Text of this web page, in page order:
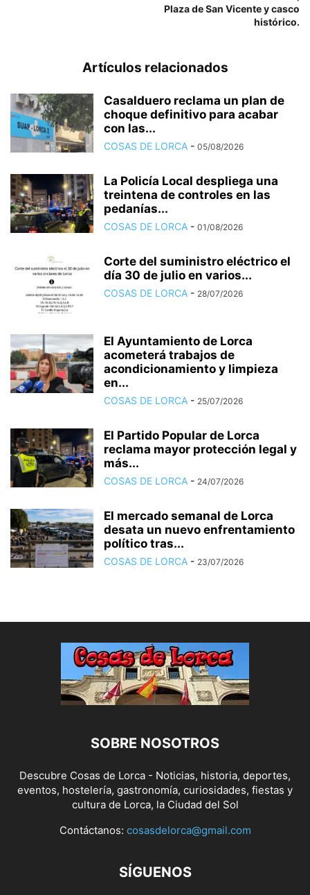
Plaza de San Vicente y casco
histórico.
Artículos relacionados
Casalduero reclama un plan de
choque definitivo para acabar
con las...
COSAS DE LORCA - 05/08/2026
La Policía Local despliega una
treintena de controles en las
pedanías...
COSAS DE LORCA - 01/08/2026
Corte del suministro eléctrico el
día 30 de julio en varios...
COSAS DE LORCA - 28/07/2026
El Ayuntamiento de Lorca
acometerá trabajos de
acondicionamiento y limpieza
en...
COSAS DE LORCA - 25/07/2026
El Partido Popular de Lorca
reclama mayor protección legal y
más...
COSAS DE LORCA - 24/07/2026
El mercado semanal de Lorca
desata un nuevo enfrentamiento
político tras...
COSAS DE LORCA - 23/07/2026
SOBRE NOSOTROS
Descubre Cosas de Lorca - Noticias, historia, deportes,
eventos, hostelería, gastronomía, curiosidades, fiestas y
cultura de Lorca, la Ciudad del Sol
Contáctanos: cosasdelorca@gmail.com
SÍGUENOS